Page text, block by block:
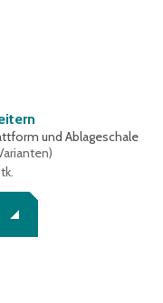
und Ablageschale
)